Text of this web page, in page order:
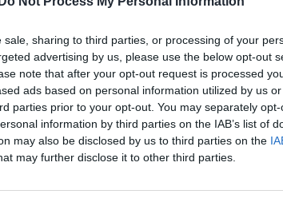
sale, sharing to third parties, or processing of your
advertising by us, please use the below opt-out
note that after your opt-out request is processed
ads based on personal information utilized by us
parties prior to your opt-out. You may separately
information by third parties on the IAB’s list of
may also be disclosed by us to third parties on the
may further disclose it to other third parties.
de Google de forma gratuita.
para este lunes